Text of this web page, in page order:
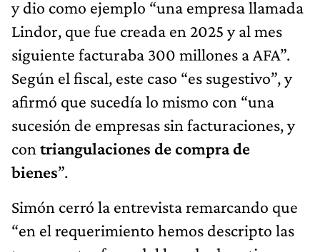
y dio como ejemplo “una empresa llamada
Lindor, que fue creada en 2025 y al mes
siguiente facturaba 300 millones a AFA”.
Según el fiscal, este caso “es sugestivo”, y
afirmó que sucedía lo mismo con “una
sucesión de empresas sin facturaciones, y
con triangulaciones de compra de
bienes”.
Simón cerró la entrevista remarcando que
“en el requerimiento hemos descripto las